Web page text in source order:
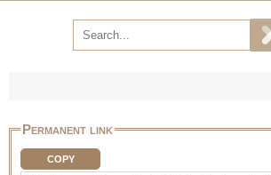
Permanent link
COPY